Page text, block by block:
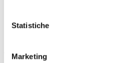
Statistiche
Marketing